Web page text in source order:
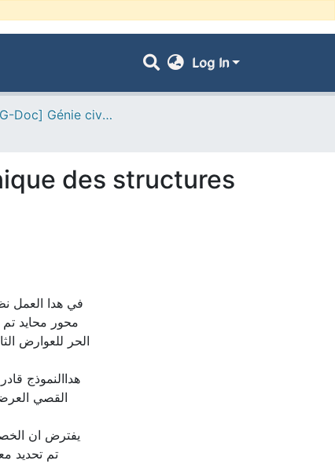
Log In
- [ VRPG-Doc] Génie civil --- هندسة مدنية
des structures
في هدا العمل
محور محايد تم
الحر للعوارض
هداالنموذج
القصي
يفترض ان
تم تحديد